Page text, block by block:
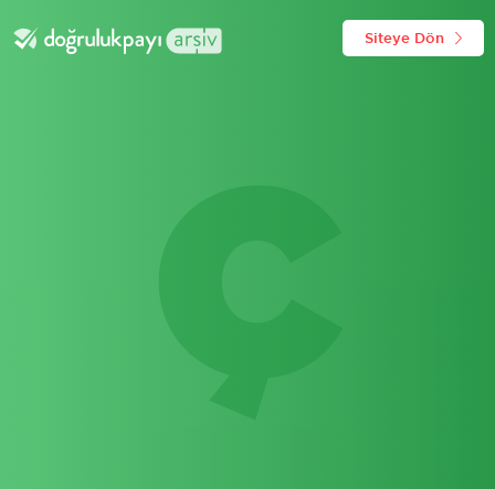
Siteye Dön